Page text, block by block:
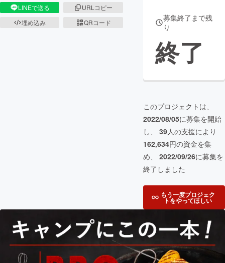
LINEで送る
URLコピー
埋め込み
QRコード
募集終了まで残
り
終了
このプロジェクトは、
2022/08/05に募集を開始
し、 39人の支援により
162,634円の資金を集
め、 2022/09/26に募集を
終了しました
もう一度プロジェク
トをやってほしい